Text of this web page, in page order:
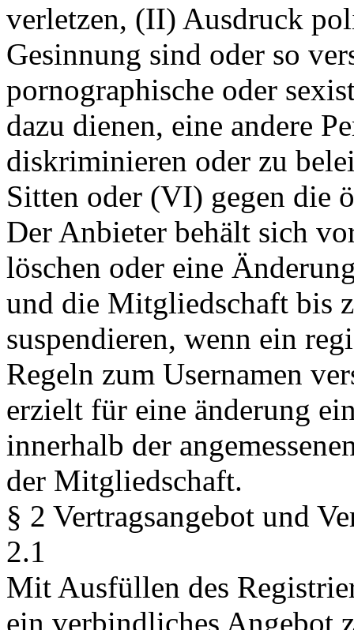
verletzen, (II) Ausdruck
Gesinnung sind oder so
pornographische oder
dazu dienen, eine andere
diskriminieren oder zu
Sitten oder (VI) gegen die
Der Anbieter behält sich
löschen oder eine
und die Mitgliedschaft bis
suspendieren, wenn ein
Regeln zum Usernamen
erzielt für eine änderung
innerhalb der
der Mitgliedschaft.
§ 2 Vertragsangebot und
2.1
Mit Ausfüllen des
ein verbindliches Angebot